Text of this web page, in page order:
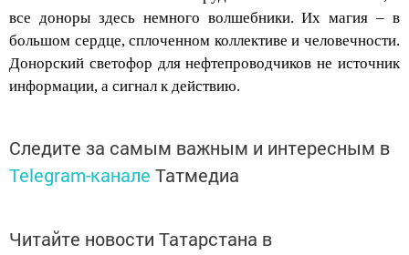
большом сердце, сплоченном коллективе и человечности.
Донорский светофор длянефтепроводчиковне источник
информации, а сигнал к действию.
Telegram-каналеТатмедиа
национальном мессенджере MАХ: